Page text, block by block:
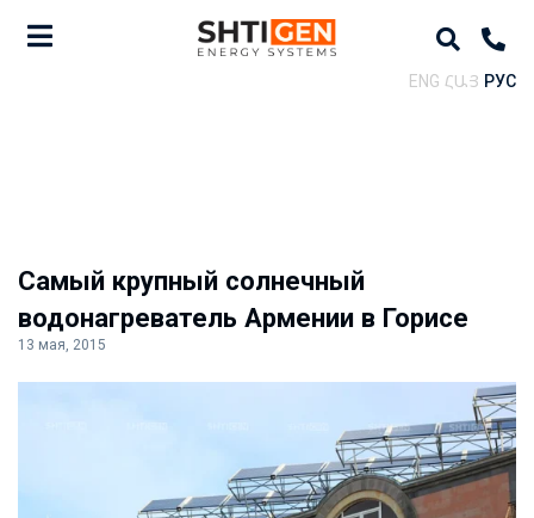
ENG ՀԱՅ РУС
Самый крупный солнечный
водонагреватель Армении в Горисе
13 мая, 2015